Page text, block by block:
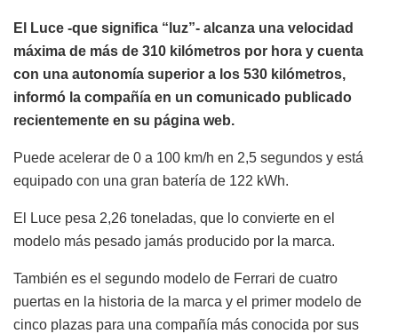
El Luce -que significa “luz”- alcanza una velocidad
máxima de más de 310 kilómetros por hora y cuenta
con una autonomía superior a los 530 kilómetros,
informó la compañía en un comunicado publicado
recientemente en su página web.
Puede acelerar de 0 a 100 km/h en 2,5 segundos y está
equipado con una gran batería de 122 kWh.
El Luce pesa 2,26 toneladas, que lo convierte en el
modelo más pesado jamás producido por la marca.
También es el segundo modelo de Ferrari de cuatro
puertas en la historia de la marca y el primer modelo de
cinco plazas para una compañía más conocida por sus